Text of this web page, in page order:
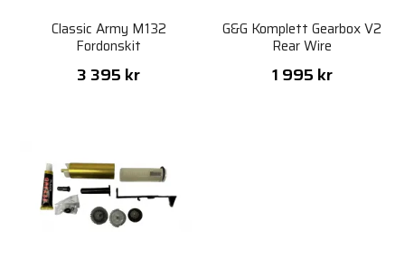
Classic Army M132
Fordonskit
3 395 kr
G&G Komplett Gearbox V2
Rear Wire
1 995 kr